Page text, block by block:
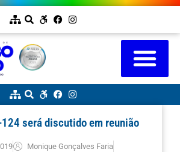
será discutido em reunião
Monique Gonçalves Faria